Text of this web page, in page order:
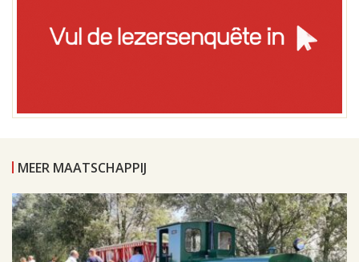
MEER MAATSCHAPPIJ